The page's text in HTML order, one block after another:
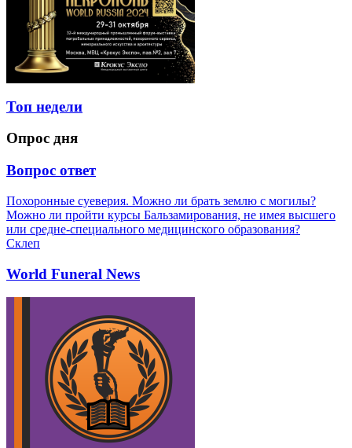
Топ недели
Опрос дня
Вопрос ответ
Похоронные суеверия. Можно ли брать землю с могилы?
Можно ли пройти курсы Бальзамирования, не имея высшего
или средне-специального медицинского образования?
Склеп
World Funeral News